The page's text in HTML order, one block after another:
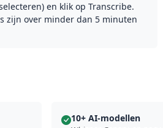
en klik op Transcribe.
zijn over minder dan 5 minuten
10+ AI-modellen